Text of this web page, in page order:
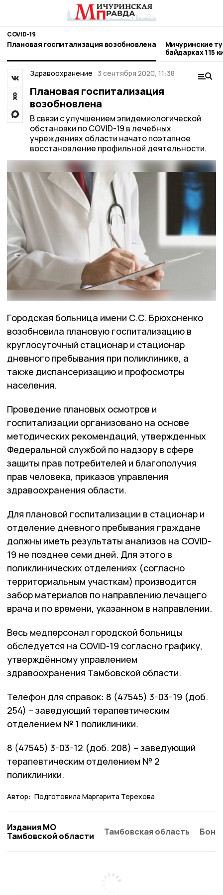
COVID-19
Плановая госпитализация возобновлена
Мичуринские
байдарках 115
Здравоохранение 3 сентября 2020, 11:38
Плановая госпитализация
возобновлена
В связи с улучшением эпидемиологической
обстановки по COVID-19 в лечебных
учреждениях области начато поэтапное
восстановление профильной деятельности.
Городская больница имени С.С. Брюхоненко
возобновила плановую госпитализацию в
круглосуточный стационар и стационар
дневного пребывания при поликлинике, а
также диспансеризацию и профосмотры
населения.
Проведение плановых осмотров и
госпитализации организовано на основе
методических рекомендаций, утвержденных
Федеральной службой по надзору в сфере
защиты прав потребителей и благополучия
прав человека, приказов управления
здравоохранения области.
Для плановой госпитализации в стационар и
отделение дневного пребывания граждане
должны иметь результаты анализов на COVID-
19 не позднее семи дней. Для этого в
поликлинических отделениях (согласно
территориальным участкам) производится
забор материалов по направлению лечащего
врача и по времени, указанном в направлении.
Весь медперсонал городской больницы
обследуется на COVID-19 согласно графику,
утверждённому управлением
здравоохранения Тамбовской области.
Телефон для справок: 8 (47545) 3-03-19 (доб.
254) – заведующий терапевтическим
отделением № 1 поликлиники.
8 (47545) 3-03-12 (доб. 208) – заведующий
терапевтическим отделением № 2
поликлиники.
Автор: Подготовила Маргарита Терехова
Издания МО
Тамбовской области
Тамбовская область